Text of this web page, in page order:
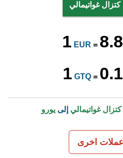
غواتيمالي
1 EUR =
1 GTQ =
كتزال غواتيمالي إلىيورو
عملات اخرى